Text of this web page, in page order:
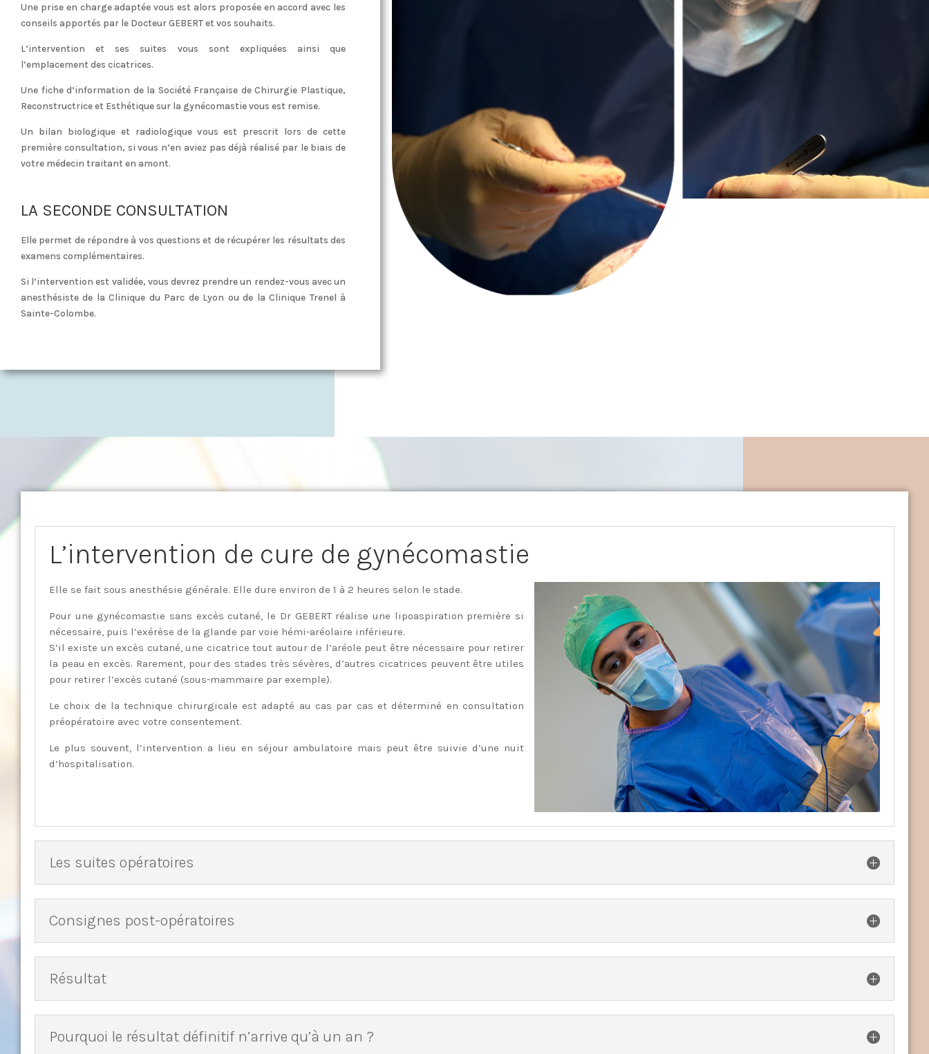
Une prise en charge adaptée vous est alors proposée en accord avec les
conseils apportés par le Docteur GEBERT et vos souhaits.
L’intervention et ses suites vous sont expliquées ainsi que
l’emplacement des cicatrices.
Une fiche d’information de la Société Française de Chirurgie Plastique,
Reconstructrice et Esthétique sur la gynécomastie vous est remise.
Un bilan biologique et radiologique vous est prescrit lors de cette
première consultation, si vous n’en aviez pas déjà réalisé par le biais de
votre médecin traitant en amont.
LA SECONDE CONSULTATION
Elle permet de répondre à vos questions et de récupérer les résultats des
examens complémentaires.
Si l’intervention est validée, vous devrez prendre un rendez-vous avec un
anesthésiste de la Clinique du Parc de Lyon ou de la Clinique Trenel à
Sainte-Colombe.
L’intervention de cure de gynécomastie
Elle se fait sous anesthésie générale. Elle dure environ de 1 à 2 heures selon le stade.
Pour une gynécomastie sans excès cutané, le Dr GEBERT réalise une lipoaspiration première si
nécessaire, puis l’exérèse de la glande par voie hémi-aréolaire inférieure.
S’il existe un excès cutané, une cicatrice tout autour de l’aréole peut être nécessaire pour retirer
la peau en excès. Rarement, pour des stades très sévères, d’autres cicatrices peuvent être utiles
pour retirer l’excès cutané (sous-mammaire par exemple).
Le choix de la technique chirurgicale est adapté au cas par cas et déterminé en consultation
préopératoire avec votre consentement.
Le plus souvent, l’intervention a lieu en séjour ambulatoire mais peut être suivie d’une nuit
d’hospitalisation.
Les suites opératoires
Consignes post-opératoires
Résultat
Pourquoi le résultat définitif n’arrive qu’à un an ?